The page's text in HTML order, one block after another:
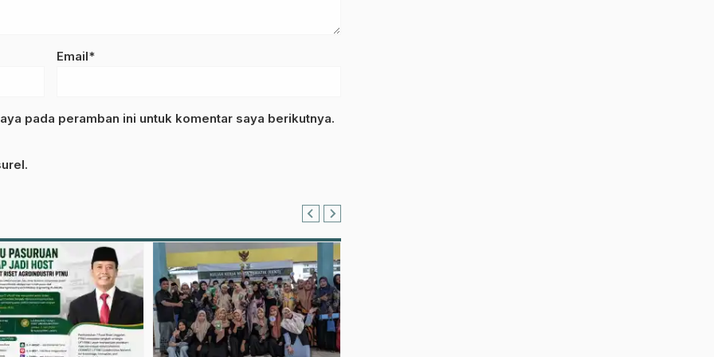
Email*
pada peramban ini untuk komentar saya berikutnya.